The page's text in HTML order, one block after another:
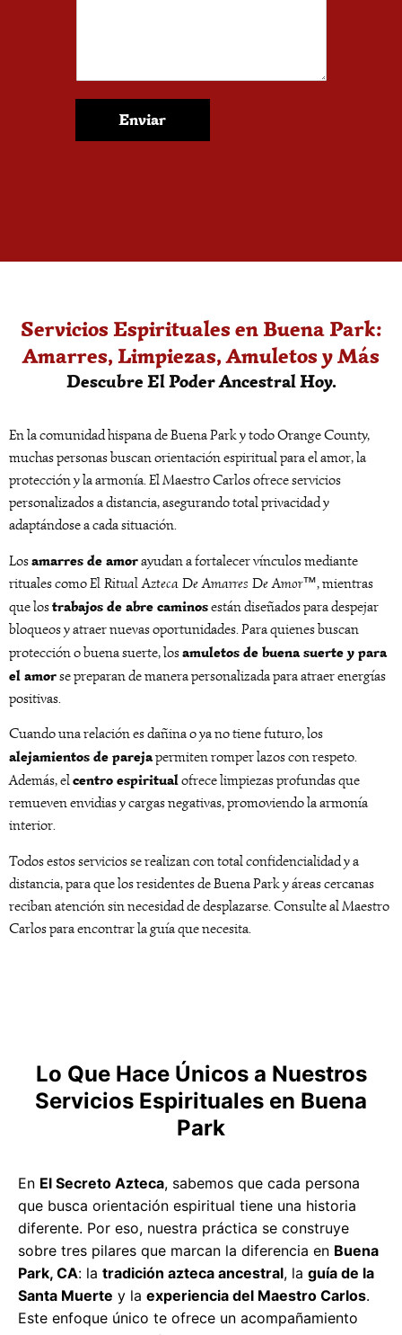
Enviar
Servicios Espirituales en Buena Park:
Amarres, Limpiezas, Amuletos y Más
Descubre El Poder Ancestral Hoy.
En la comunidad hispana de Buena Park y todo Orange County,
muchas personas buscan orientación espiritual para el amor, la
protección y la armonía. El Maestro Carlos ofrece servicios
personalizados a distancia, asegurando total privacidad y
adaptándose a cada situación.
Losamarres de amorayudan a fortalecer vínculos mediante
rituales comoEl Ritual Azteca De Amarres De Amor™, mientras
que lostrabajos de abre caminosestán diseñados para despejar
bloqueos y atraer nuevas oportunidades. Para quienes buscan
protección o buena suerte, losamuletos de buena suerte y para
el amorse preparan de manera personalizada para atraer energías
positivas.
Cuando una relación es dañina o ya no tiene futuro, los
alejamientos de parejapermiten romper lazos con respeto.
Además, elcentro espiritualofrece limpiezas profundas que
remueven envidias y cargas negativas, promoviendo la armonía
interior.
Todos estos servicios se realizan con total confidencialidad y a
distancia, para que los residentes de Buena Park y áreas cercanas
reciban atención sin necesidad de desplazarse. Consulte al Maestro
Carlos para encontrar la guía que necesita.
Lo Que Hace Únicos a Nuestros
Servicios Espirituales en Buena
Park
En El Secreto Azteca, sabemos que cada persona
que busca orientación espiritual tiene una historia
diferente. Por eso, nuestra práctica se construye
sobre tres pilares que marcan la diferencia en Buena
Park, CA: la tradición azteca ancestral, la guía de la
Santa Muerte y la experiencia del Maestro Carlos.
Este enfoque único te ofrece un acompañamiento